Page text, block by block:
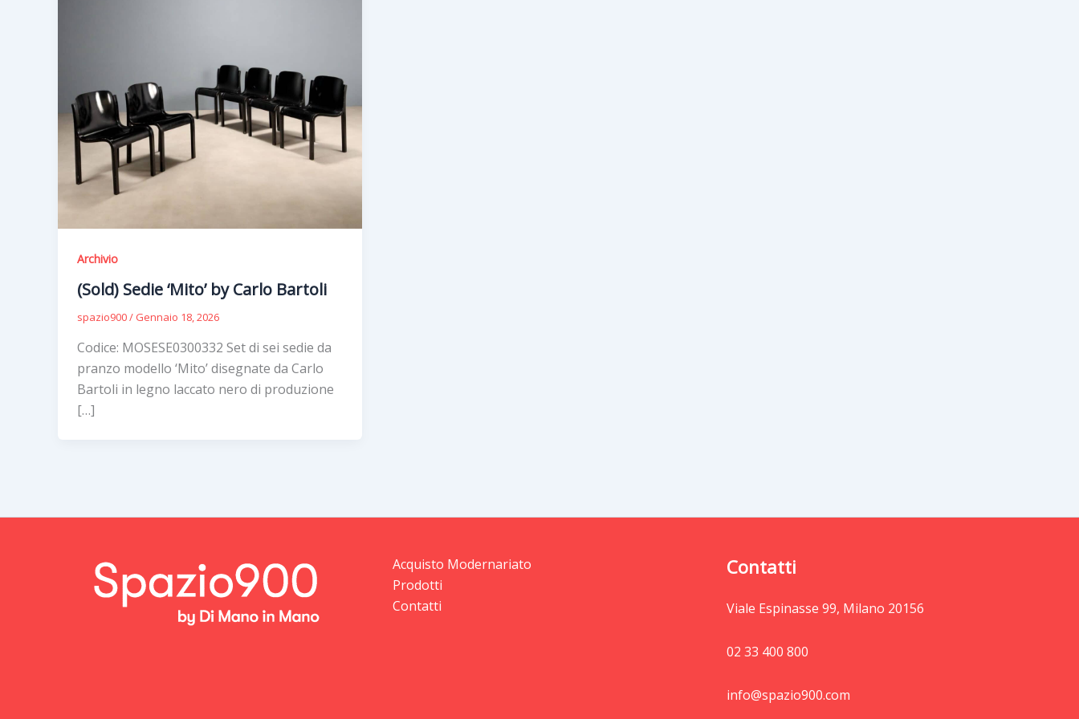
Archivio
(Sold) Sedie ‘Mito’ by Carlo Bartoli
spazio900/ Gennaio 18, 2026
Codice: MOSESE0300332 Set di sei sedie da
pranzo modello ‘Mito’ disegnate da Carlo
Bartoli in legno laccato nero di produzione
[…]
Acquisto Modernariato
Prodotti
Contatti
Contatti
Viale Espinasse 99, Milano 20156
02 33 400 800
info@spazio900.com